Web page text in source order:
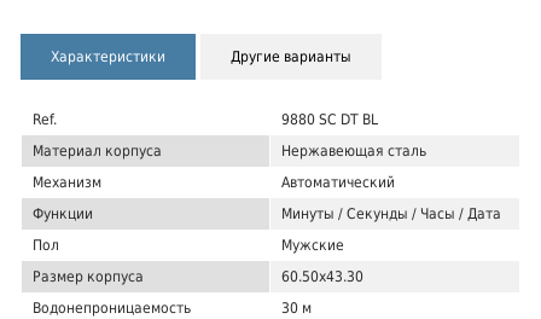
Характеристики Другие варианты
Ref.
9880 SC DT BL
Материал корпуса
Нержавеющая сталь
Механизм
Автоматический
Функции
Минуты / Секунды / Часы / Дата
Пол
Мужские
Размер корпуса
60.50x43.30
Водонепроницаемость
30 м